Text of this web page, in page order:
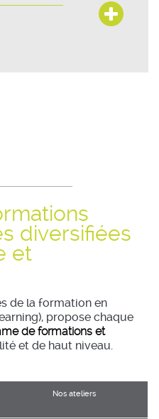
diversifiées
et
de la formation en
propose chaque
de formations et
et de haut niveau.
Nos ateliers